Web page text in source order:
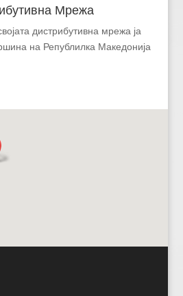
Мрежа
дистрибутивна мрежа ја
на Републилка Македонија